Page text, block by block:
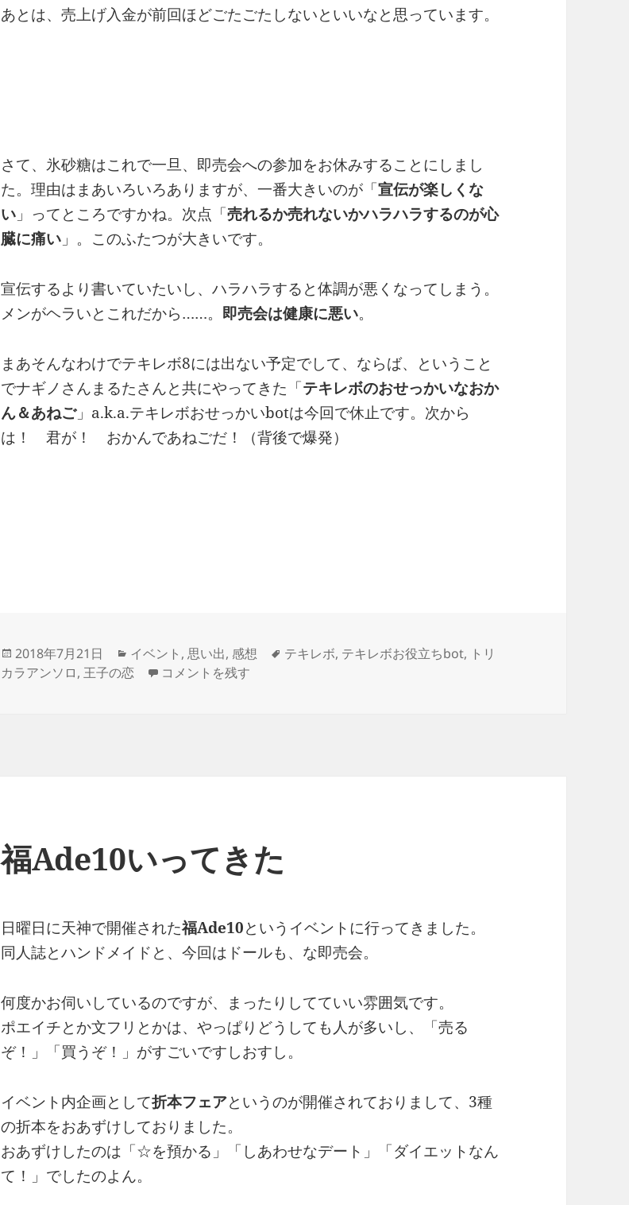
あとは、売上げ入金が前回ほどごたごたしないといいなと思っています。
さて、氷砂糖はこれで一旦、即売会への参加をお休みすることにしまし
た。理由はまあいろいろありますが、一番大きいのが「宣伝が楽しくな
い 」ってところですかね。次点「売れるか売れないかハラハラするのが心
臓に痛い 」。このふたつが大きいです。
宣伝するより書いていたいし、ハラハラすると体調が悪くなってしまう。
メンがヘラいとこれだから……。 即売会は健康に悪い。
まあそんなわけでテキレボ8には出ない予定でして、ならば、ということ
でナギノさんまるたさんと共にやってきた「テキレボのおせっかいなおか
ん＆あねご」a.k.a.テキレボおせっかいbotは今回で休止です。次から
は！ 君が！ おかんであねごだ！（背後で爆発）
投
稿
2018年7月21日
カ
テ
イベント ,思い出, 感想
タ
テキレボ, テキレボお役立ちbot, トリ
カラアンソロ,王子の恋 テキレボ7お疲れさまでした。 #テキレボレポ に
コメントを残す
福Ade10いってきた
日曜日に天神で開催された福Ade10というイベントに行ってきました。
同人誌とハンドメイドと、今回はドールも、な即売会。
何度かお伺いしているのですが、まったりしてていい雰囲気です。
ポエイチとか文フリとかは、やっぱりどうしても人が多いし、「売る
ぞ！」「買うぞ！」がすごいですしおすし。
イベント内企画として折本フェアというのが開催されておりまして、3種
の折本をおあずけしておりました。
おあずけしたのは「☆を預かる」「しあわせなデート」「ダイエットなん
て！」でしたのよん。